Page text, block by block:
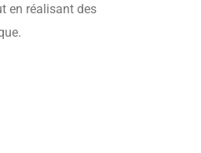
en réalisant des